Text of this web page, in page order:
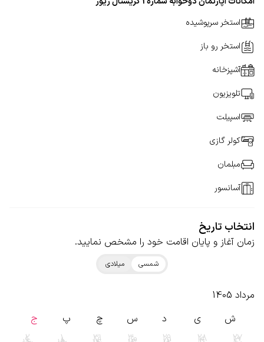
استخر سرپوشیده
استخر رو باز
آشپزخانه
تلویزیون
اسپیلت
کولر گازی
مبلمان
آسانسور
انتخاب تاریخ
زمان آغاز و پایان اقامت خود را مشخص نمایید.
شمسی میلادی
مرداد 1405
ش
ی د س چ پ
ج
27
28
29
30
31
1
2